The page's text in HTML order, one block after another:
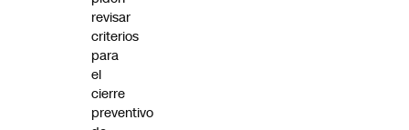
revisar
criterios
para
el
cierre
preventivo